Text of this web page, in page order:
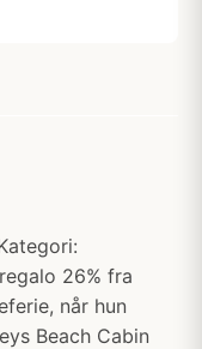
26% fra
når hun
Beach Cabin